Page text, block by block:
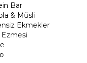
Bar
& Müsli
Ekmekler
Ezmesi